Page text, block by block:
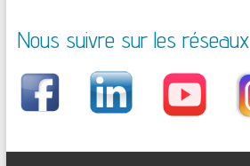
Nous suivre sur les réseaux